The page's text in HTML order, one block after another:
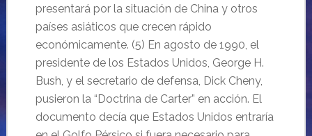
presentará por la situación de China y otros
países asiáticos que crecen rápido
económicamente. (5) En agosto de 1990, el
presidente de los Estados Unidos, George H.
Bush, y el secretario de defensa, Dick Cheny,
pusieron la “Doctrina de Carter” en acción. El
documento decía que Estados Unidos entraría